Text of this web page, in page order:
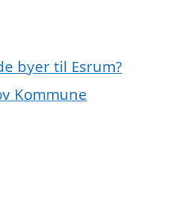
byer til Esrum?
Kommune